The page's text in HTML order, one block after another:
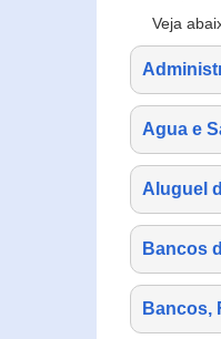
Veja
Agua e
Aluguel
Bancos
Bancos,